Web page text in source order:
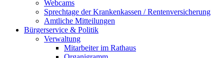
Webcams
Sprechtage der Krankenkassen / Rentenversicherung
Amtliche Mitteilungen
Bürgerservice & Politik
Verwaltung
Mitarbeiter im Rathaus